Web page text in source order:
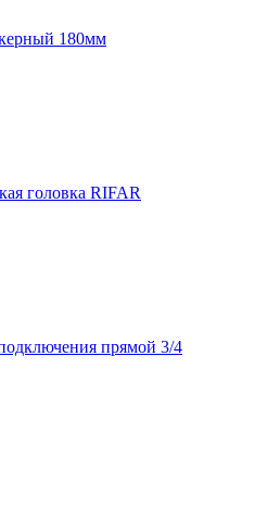
180мм
головка RIFAR
прямой 3/4